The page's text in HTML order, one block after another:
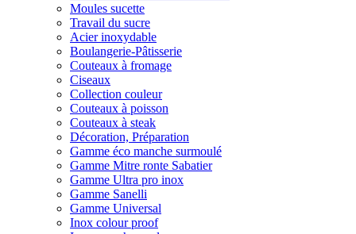
Moules sucette
Travail du sucre
Acier inoxydable
Boulangerie-Pâtisserie
Couteaux à fromage
Ciseaux
Collection couleur
Couteaux à poisson
Couteaux à steak
Décoration, Préparation
Gamme éco manche surmoulé
Gamme Mitre ronte Sabatier
Gamme Ultra pro inox
Gamme Sanelli
Gamme Universal
Inox colour proof